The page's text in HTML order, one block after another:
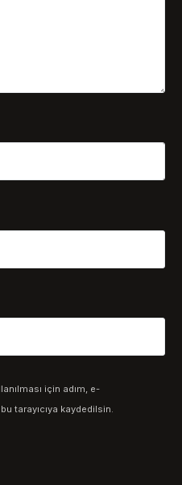
için adım, e-
tarayıcıya kaydedilsin.